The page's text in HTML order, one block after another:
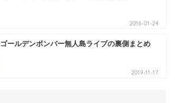
2016-01-24
ゴールデンボンバー無人島ライブの裏側まとめ
2019-11-17